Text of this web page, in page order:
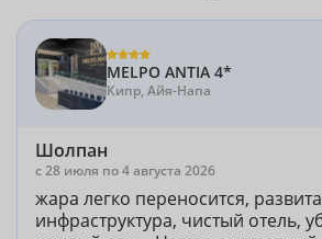
MELPO ANTIA 4*
Кипр, Айя-Напа
Шолпан
c 28 июля по 4 августа 2026
жара легко переносится,
инфраструктура, чистый отель,